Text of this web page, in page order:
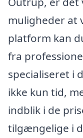
muligheder at
platform kan
fra
specialiseret i
ikke kun tid,
indblik i de
tilgængelige i